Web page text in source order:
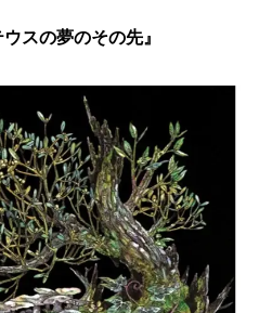
スの夢のその先』